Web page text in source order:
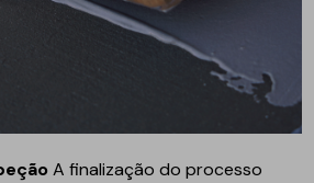
A finalização do processo